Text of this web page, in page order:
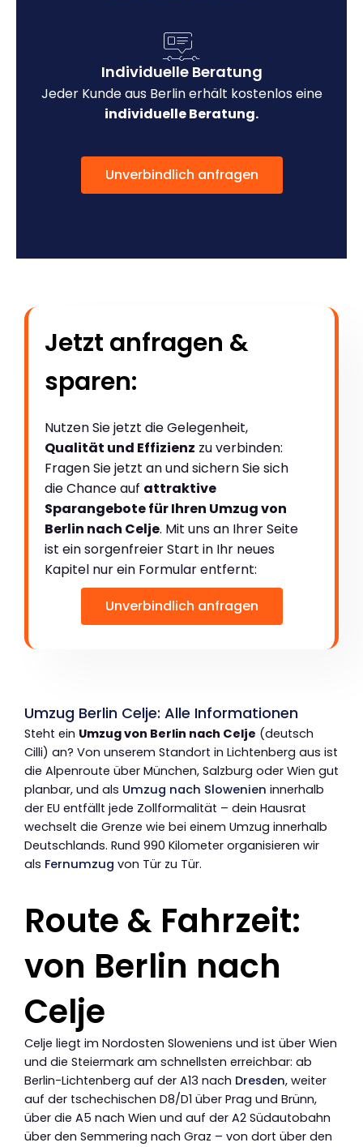
Individuelle Beratung
Jeder Kunde aus Berlin erhält kostenlos eine
individuelle Beratung.
Unverbindlich anfragen
Jetzt anfragen &
sparen:
Nutzen Sie jetzt die Gelegenheit,
Qualität und Effizienz zu verbinden:
Fragen Sie jetzt an und sichern Sie sich
die Chance auf attraktive
Sparangebote für Ihren Umzug von
Berlin nach Celje. Mit uns an Ihrer Seite
ist ein sorgenfreier Start in Ihr neues
Kapitel nur ein Formular entfernt:
Unverbindlich anfragen
Umzug Berlin Celje: Alle Informationen
Steht ein Umzug von Berlin nach Celje (deutsch
Cilli) an? Von unserem Standort in Lichtenberg aus ist
die Alpenroute über München, Salzburg oder Wien gut
planbar, und als Umzug nach Slowenien innerhalb
der EU entfällt jede Zollformalität – dein Hausrat
wechselt die Grenze wie bei einem Umzug innerhalb
Deutschlands. Rund 990 Kilometer organisieren wir
als Fernumzug von Tür zu Tür.
Route & Fahrzeit:
von Berlin nach
Celje
Celje liegt im Nordosten Sloweniens und ist über Wien
und die Steiermark am schnellsten erreichbar: ab
Berlin-Lichtenberg auf der A13 nach Dresden, weiter
auf der tschechischen D8/D1 über Prag und Brünn,
über die A5 nach Wien und auf der A2 Südautobahn
über den Semmering nach Graz – von dort über den